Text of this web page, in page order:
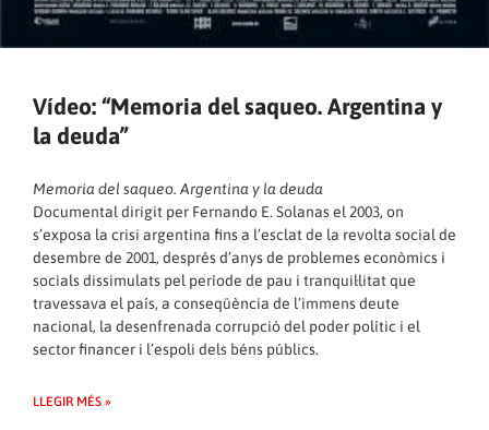
Vídeo: “Memoria del saqueo. Argentina y
la deuda”
Memoria del saqueo. Argentina y la deuda
Documental dirigit per Fernando E. Solanas el 2003, on
s’exposa la crisi argentina fins a l’esclat de la revolta social de
desembre de 2001, després d’anys de problemes econòmics i
socials dissimulats pel període de pau i tranquil·litat que
travessava el país, a conseqüència de l’immens deute
nacional, la desenfrenada corrupció del poder polític i el
sector financer i l’espoli dels béns públics.
LLEGIR MÉS »